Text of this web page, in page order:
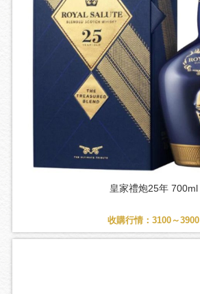
皇家禮炮25年 700ml
收購行情：3100～3900